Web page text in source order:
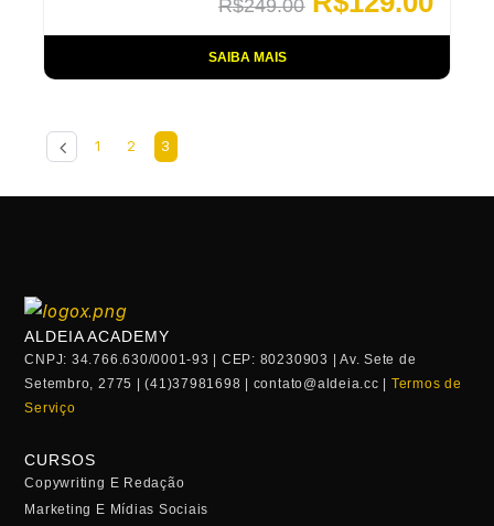
R$249.00
SAIBA MAIS
1 2 3
ALDEIA ACADEMY
CNPJ: 34.766.630/0001-93 | CEP: 80230903 | Av. Sete de
Setembro, 2775 | (41)37981698 | contato@aldeia.cc
Termos de
Serviço
CURSOS
Copywriting E Redação
Marketing E Mídias Sociais